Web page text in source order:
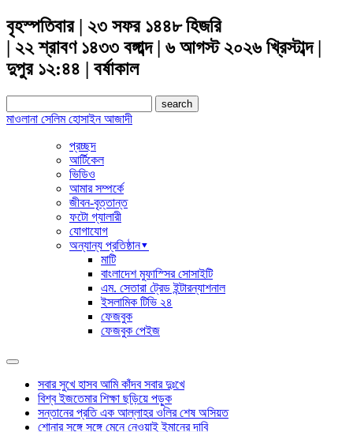
বৃহস্পতিবার | ২৩ সফর ১৪৪৮ হিজরি
| ২২ শ্রাবণ ১৪৩৩ বঙ্গাব্দ | ৬ আগস্ট ২০২৬ খ্রিস্টাব্দ |
দুপুর ১২:৪৪ | বর্ষাকাল
for:
মাওলানা সেলিম হোসাইন আজাদী
প্রচ্ছদ
আর্টিকেল
ভিডিও
আমার সম্পর্কে
জীবন-বৃত্তান্ত
ফটো গ্যালারী
যোগাযোগ
অন্যান্য প্রতিষ্ঠান▾
মাটি
বাংলাদেশ মুফাস্সির সোসাইটি
এম. সেতারা ট্রেড ইন্টারন্যাশনাল
ইসলামিক টিভি ২৪
ফেজবুক
ফেজবুক পেইজ
সবার সুখে হাসব আমি কাঁদব সবার দুঃখে
বিশ্ব ইজতেমার শিক্ষা ছড়িয়ে পড়ুক
সন্তানের প্রতি এক আল্লাহর ওলির শেষ অসিয়ত
শোনার সঙ্গে সঙ্গে মেনে নেওয়াই ইমানের দাবি